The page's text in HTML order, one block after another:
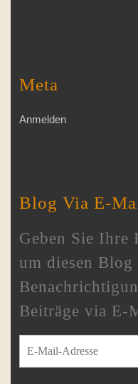
Meta
Anmelden
Blog Via E-
Geben Sie Ihre
um diesen Blog
Beiträge via E-
E-Mail-Adresse